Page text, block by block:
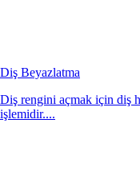
Diş Beyazlatma
Diş rengini açmak için diş
işlemidir....